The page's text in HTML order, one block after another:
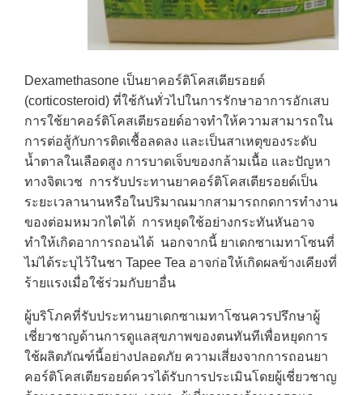
Dexamethasone เป็นยาคอร์ติโคสเตียรอยด์
(corticosteroid) ที่ใช้กันทั่วไปในการรักษาอาการอักเสบ
การใช้ยาคอร์ติโคสเตียรอยด์อาจทำให้ความสามารถใน
การต่อสู้กับการติดเชื้อลดลง และเป็นสาเหตุของระดับ
น้ำตาลในเลือดสูง การบาดเจ็บของกล้ามเนื้อ และปัญหา
ทางจิตเวช การรับประทานยาคอร์ติโคสเตียรอยด์เป็น
ระยะเวลานานหรือในปริมาณมากสามารถกดการทำงาน
ของต่อมหมวกไตได้ การหยุดใช้อย่างกระทันหันอาจ
ทำให้เกิดอาการถอนได้ นอกจากนี้ ยาเดกซาเมทาโซนที่
ไม่ได้ระบุไว้ในชา Tapee Tea อาจก่อให้เกิดผลข้างเคียงที่
ร้ายแรงเมื่อใช้ร่วมกับยาอื่น
ผู้บริโภคที่รับประทานยาเดกซาเมทาโซนควรปรึกษาผู้
เชี่ยวชาญด้านการดูแลสุขภาพของตนทันทีเพื่อหยุดการ
ใช้ผลิตภัณฑ์นี้อย่างปลอดภัย ความเสี่ยงจากการถอนยา
คอร์ติโคสเตียรอยด์ควรได้รับการประเมินโดยผู้เชี่ยวชาญ